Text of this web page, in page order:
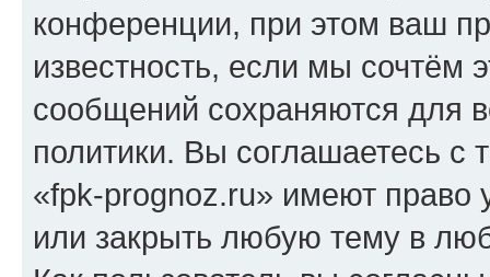
конференции, при этом ваш
известность, если мы сочтём
сообщений сохраняются для
политики. Вы соглашаетесь
«fpk-prognoz.ru» имеют право
или закрыть любую тему в